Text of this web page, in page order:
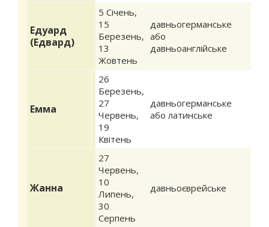
Едуард
(Едвард)
5 Січень,
15
Березень,
13
Жовтень
давньогерманське
або
давньоанглійське
Емма
26
Березень,
27
Червень,
19
Квітень
давньогерманське
або латинське
Жанна
27
Червень,
10
Липень,
30
Серпень
давньоєврейське